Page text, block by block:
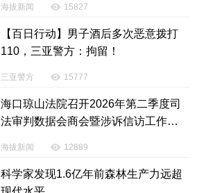
投诉电话：0898-65818181
海拔新闻 15827
【百日行动】男子酒后多次恶意拨打
110，三亚警方：拘留！
三亚警方 15777
海口琼山法院召开2026年第二季度司
法审判数据会商会暨涉诉信访工作研
海拔新闻 12889
科学家发现1.6亿年前森林生产力远超